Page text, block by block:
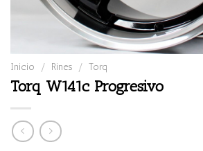
Inicio / Rines / Torq
Torq W141c Progresivo